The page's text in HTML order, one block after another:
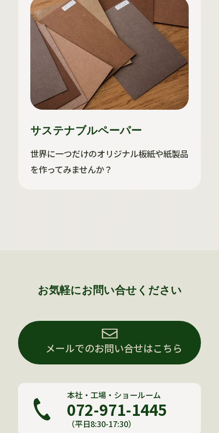
サステナブルペーパー
世界に一つだけのオリジナル板紙や紙製品
を作ってみませんか？
お気軽にお問い合せください
メールでのお問い合せはこちら
本社・工場・ショールーム
072-971-1445
（平日8:30-17:30）